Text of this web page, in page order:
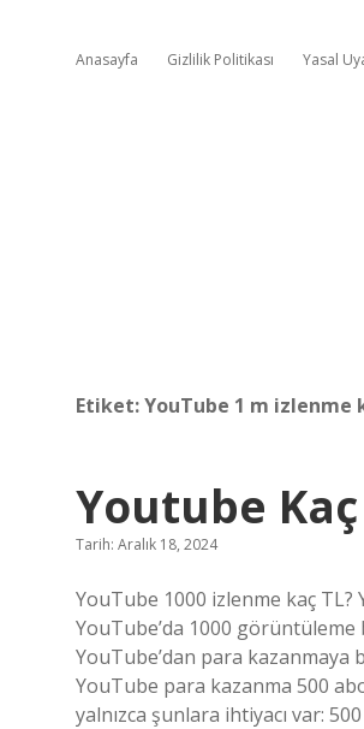
Anasayfa Gizlilik Politikası Yasal
Etiket:YouTube 1 m izlenme
Youtube
Tarih: Aralık 18, 2024
YouTube 1000 izlenme kaç
YouTube’da 1000 görüntüleme
YouTube’dan para kazanmaya
YouTube para kazanma 500
yalnızca şunlara ihtiyacı var: